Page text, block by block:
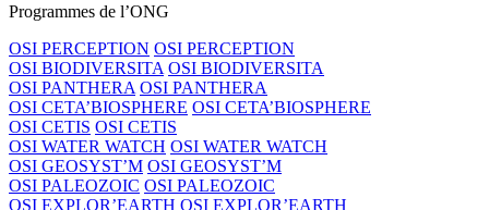
Programmes de l’ONG
OSI PERCEPTION OSI PERCEPTION
OSI BIODIVERSITA OSI BIODIVERSITA
OSI PANTHERA OSI PANTHERA
OSI CETA’BIOSPHERE OSI CETA’BIOSPHERE
OSI CETIS OSI CETIS
OSI WATER WATCH OSI WATER WATCH
OSI GEOSYST’M OSI GEOSYST’M
OSI PALEOZOIC OSI PALEOZOIC
OSI EXPLOR’EARTH OSI EXPLOR’EARTH